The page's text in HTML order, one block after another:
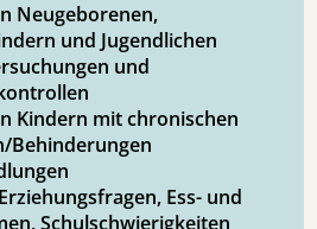
Neugeborenen,
und Jugendlichen
und
Kindern mit chronischen
Behinderungen
Ess- und
Schulschwierigkeiten